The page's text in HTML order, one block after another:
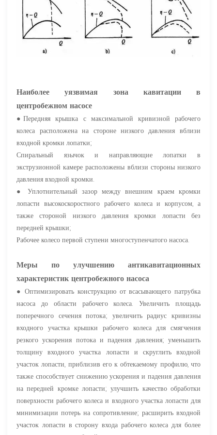
Наиболее уязвимая зона кавитации в
центробежном насосе
●Передняя крышка с максимальной кривизной рабочего
колеса расположена на стороне низкого давления вблизи
входной кромки лопатки;
Спиральный язычок и направляющие лопатки в
экструзионной камере расположены вблизи стороны низкого
давления входной кромки.
● Уплотнительный зазор между внешним краем кромки
лопасти высокоскоростного рабочего колеса и корпусом, а
также стороной низкого давления кромки лопасти без
передней крышки;
Рабочее колесо первой ступени многоступенчатого насоса.
Меры по улучшению антикавитационных
характеристик центробежного насоса
● Оптимизировать конструкцию от всасывающего патрубка
насоса до области рабочего колеса. Увеличить площадь
поперечного сечения потока; увеличить радиус кривизны
входного участка крышки рабочего колеса для смягчения
резкого ускорения потока и падения давления; уменьшить
толщину входного участка лопасти и скруглить входной
участок лопасти, приблизив его к обтекаемому профилю, что
также способствует снижению ускорения и падения давления
на передней кромке лопасти; улучшить качество обработки
поверхности рабочего колеса и входного участка лопасти для
минимизации потерь на сопротивление; расширить входной
участок лопасти в сторону входа рабочего колеса для более